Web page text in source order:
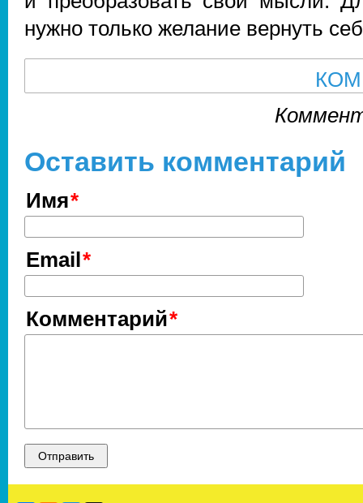
нужно только желание вернуть
Оставить комментарий
Имя
Email
Комментарий